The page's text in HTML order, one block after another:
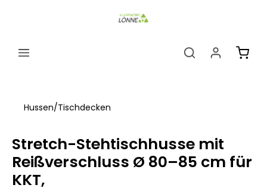
Hussen/Tischdecken
Stretch-Stehtischhusse mit
Reißverschluss Ø 80–85 cm für
KKT,